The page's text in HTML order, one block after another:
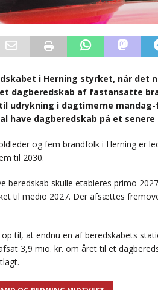
i Herning styrket, når det
dagberedskab af fastansatte
udrykning i dagtimerne
have dagberedskab på et
og fem brandfolk i Herning er
til 2030.
beredskab skulle etableres primo
til medio 2027. Der afsættes
til, at endnu en af beredskabets
3,9 mio. kr. om året til et